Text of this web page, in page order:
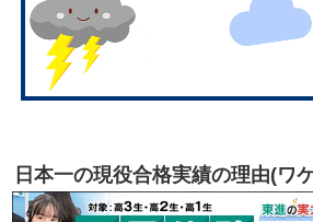
日本一の現役合格実績の理由(ワ